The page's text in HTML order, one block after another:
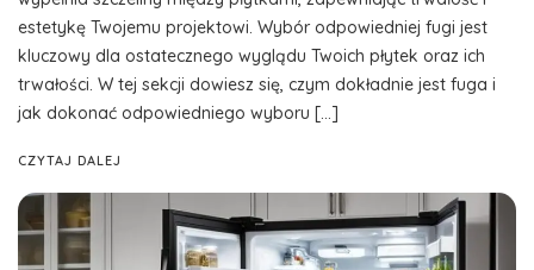
estetykę Twojemu projektowi. Wybór odpowiedniej fugi jest
kluczowy dla ostatecznego wyglądu Twoich płytek oraz ich
trwałości. W tej sekcji dowiesz się, czym dokładnie jest fuga i
jak dokonać odpowiedniego wyboru […]
CZYTAJ DALEJ